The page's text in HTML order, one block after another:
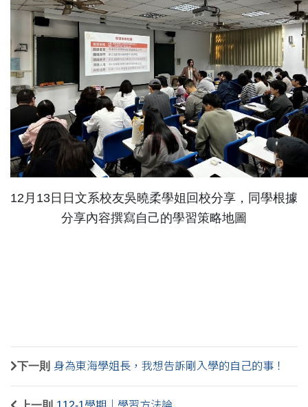
12月13日日文系校友吳曉柔學姐回校分享，同學根據
分享內容撰寫自己的學習策略地圖
下一則 身為東海學姐長，我想告訴剛入學的自己的事！
上一則